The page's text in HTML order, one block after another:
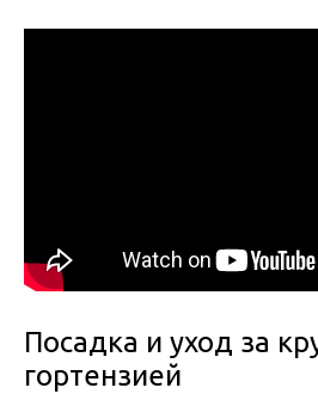
Посадка и уход за
гортензией